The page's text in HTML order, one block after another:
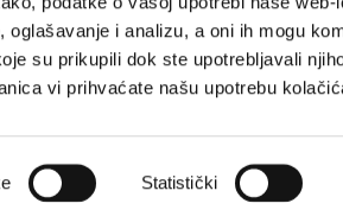
oglašavanje i analizu, a oni ih mogu
su prikupili dok ste upotrebljavali
vi prihvaćate našu upotrebu
Statistički